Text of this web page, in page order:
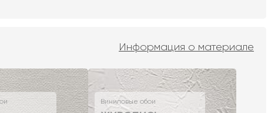
Информация о материале
Виниловые обои